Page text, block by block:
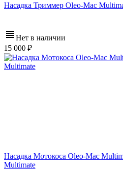
Насадка Триммер Oleo-Mac
Нет в наличии
15 000
Насадка Мотокоса Oleo-Mac
Multimate